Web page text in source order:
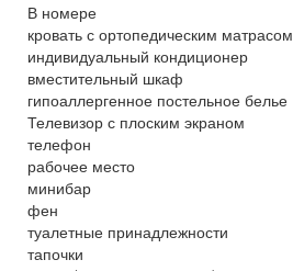
В номере
кровать с ортопедическим матрасом
индивидуальный кондиционер
вместительный шкаф
гипоаллергенное постельное белье
Телевизор с плоским экраном
телефон
рабочее место
минибар
фен
туалетные принадлежности
тапочки